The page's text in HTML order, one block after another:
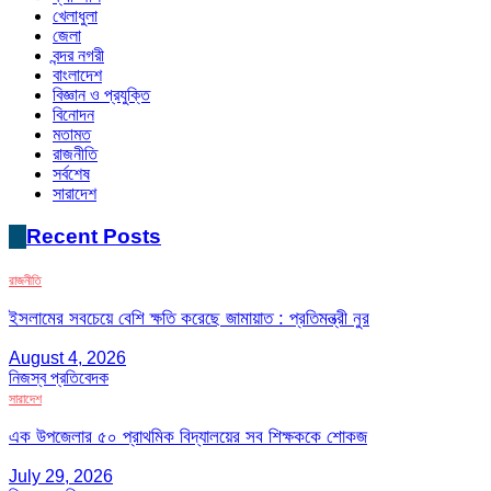
খেলাধুলা
জেলা
বন্দর নগরী
বাংলাদেশ
বিজ্ঞান ও প্রযুক্তি
বিনোদন
মতামত
রাজনীতি
সর্বশেষ
সারাদেশ
Recent Posts
রাজনীতি
ইসলামের সবচেয়ে বেশি ক্ষতি করেছে জামায়াত : প্রতিমন্ত্রী নুর
August 4, 2026
নিজস্ব প্রতিবেদক
সারাদেশ
এক উপজেলার ৫০ প্রাথমিক বিদ্যালয়ের সব শিক্ষককে শোকজ
July 29, 2026